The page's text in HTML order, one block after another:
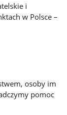
i
w Polsce –
osoby im
pomoc